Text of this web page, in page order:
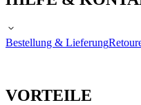
Bestellung & Lieferung
VORTEILE